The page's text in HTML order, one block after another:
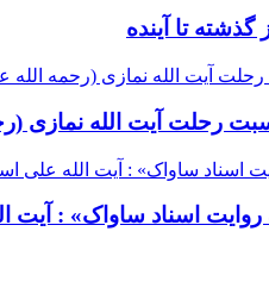
تا آینده
رحلت آیت الله نمازی
روایت اسناد ساواک» : آیت